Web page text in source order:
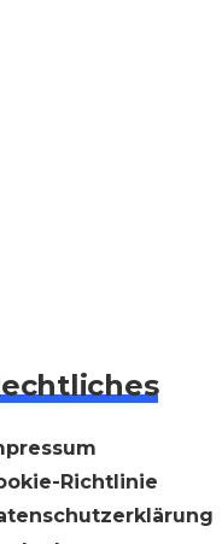
Richtlinie